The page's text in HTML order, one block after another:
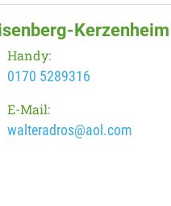
Kerzenheim
Handy:
0170 5289316
E-Mail:
walteradros@aol.com